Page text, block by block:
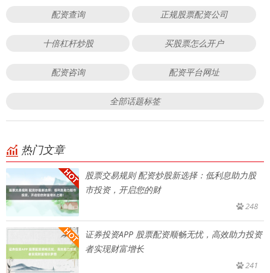
配资查询 正规股票配资公司
十倍杠杆炒股 买股票怎么开户
配资咨询 配资平台网址
全部话题标签
热门文章
股票交易规则 配资炒股新选择：低利息助力股
市投资，开启您的财
248
证券投资APP 股票配资顺畅无忧，高效助力投资
者实现财富增长
241